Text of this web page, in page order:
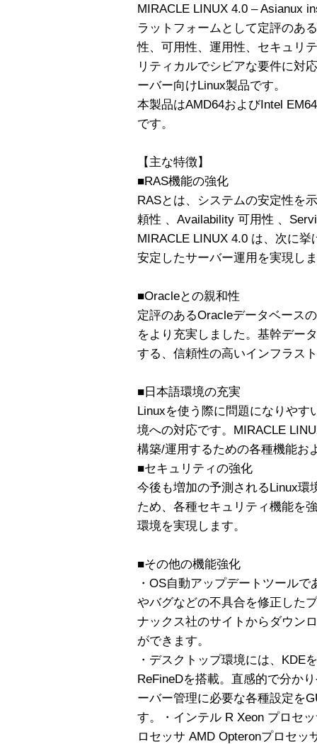
MIRACLE LINUX 4.0 – Asianux
ラットフォームとして定評のあ
性、可用性、運用性、セキュリ
リティカルでシビアな要件に対
ーバー向けLinux製品です。
本製品はAMD64およびIntel
です。
【主な特徴】
■RAS機能の強化
RASとは、システムの安定性を
頼性 、Availability 可用性 、
MIRACLE LINUX 4.0 は、次に
安定したサーバー運用を実現し
■Oracleとの親和性
定評のあるOracleデータベース
をより充実しました。基幹デー
する、信頼性の高いインフラス
■日本語環境の充実
Linuxを使う際に問題になりやす
境への対応です。MIRACLE
構築/運用するための各種機能お
■セキュリティの強化
今後も増加の予測されるLinux環
ため、各種セキュリティ機能を
環境を実現します。
■その他の機能強化
・OS自動アップデートツール
やバグなどの不具合を修正した
ナックス社のサイトからダウン
ができます。
・デスクトップ環境には、KDE
ReFineDを搭載。直感的で分か
ーバー管理に必要な各種設定を
す。・インテル R Xeon プロセ
ロセッサ AMD Opteronプロセッ